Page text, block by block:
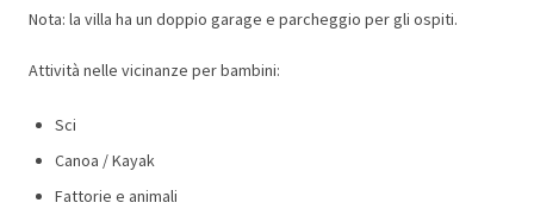
Nota: la villa ha un doppio garage e parcheggio per gli ospiti.
Attività nelle vicinanze per bambini:
Sci
Canoa / Kayak
Fattorie e animali